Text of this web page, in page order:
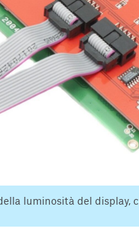
luminosità del display,